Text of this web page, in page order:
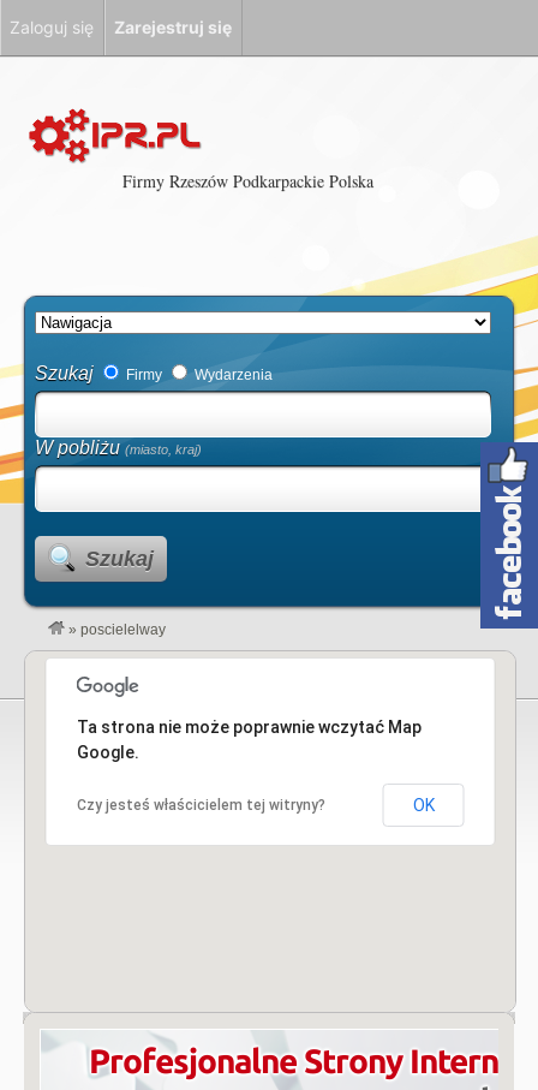
Firmy Rzeszów Podkarpackie Polska
Szukaj Firmy Wydarzenia
W pobliżu (miasto, kraj)
Szukaj
» poscielelway
Ta strona nie może poprawnie wczytać Map
Google.
Czy jesteś właścicielem tej witryny? OK
Zaloguj się Zarejestruj się